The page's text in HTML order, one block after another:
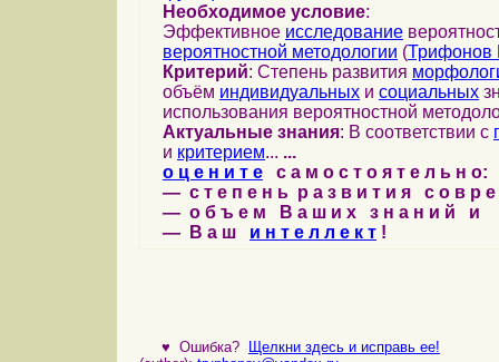
Необходимое условие:
Эффективное исследование
вероятностной методологии (Трифонов
Критерий: Степень развития
объём индивидуальных и социальных
использования вероятностной
Актуальные знания: В соответствии с
и критерием... ...
о ц е н и т е с а м о с т о я т е л ь н о:
— с т е п е н ь р а з в и т и я с о в р
— о б ъ е м В а ш и х з н а н и й и
— В а ш и н т е л л е к т !
♥ Ошибка?
Щелкни здесь и исправь ее!